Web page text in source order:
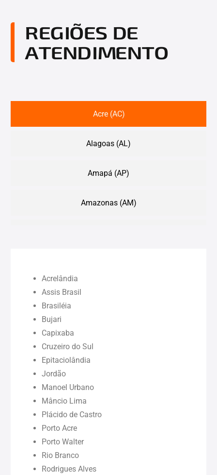
REGIÕES DE
ATENDIMENTO
Acre (AC)
Alagoas (AL)
Amapá (AP)
Amazonas (AM)
Paraíba (PB)
Piauí (PI)
Rondônia (RO)
Roraima (RR)
Acrelândia
Assis Brasil
Brasiléia
Bujari
Capixaba
Cruzeiro do Sul
Epitaciolândia
Jordão
Manoel Urbano
Mâncio Lima
Plácido de Castro
Porto Acre
Porto Walter
Rio Branco
Rodrigues Alves